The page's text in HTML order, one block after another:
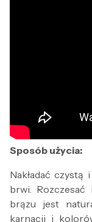
Sposób użycia:
Nakładać
brwi. Rozczesać
brązu jest
karnacji i